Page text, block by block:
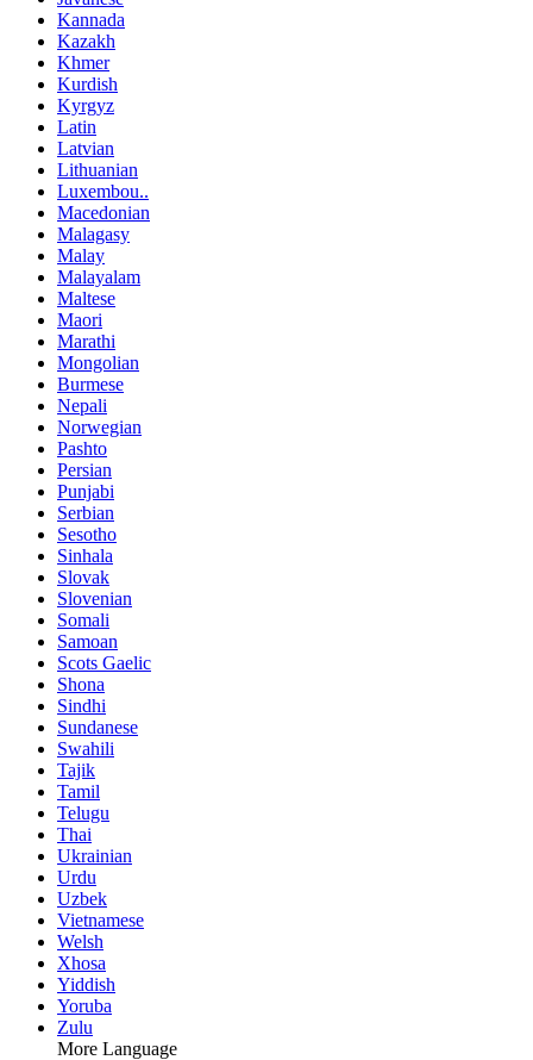
Kannada
Kazakh
Khmer
Kurdish
Kyrgyz
Latin
Latvian
Lithuanian
Luxembou..
Macedonian
Malagasy
Malay
Malayalam
Maltese
Maori
Marathi
Mongolian
Burmese
Nepali
Norwegian
Pashto
Persian
Punjabi
Serbian
Sesotho
Sinhala
Slovak
Slovenian
Somali
Samoan
Scots Gaelic
Shona
Sindhi
Sundanese
Swahili
Tajik
Tamil
Telugu
Thai
Ukrainian
Urdu
Uzbek
Vietnamese
Welsh
Xhosa
Yiddish
Yoruba
Zulu
More Language